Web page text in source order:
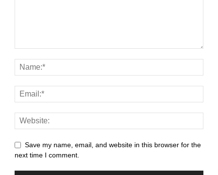
Save my name, email, and website in this browser for the
next time I comment.